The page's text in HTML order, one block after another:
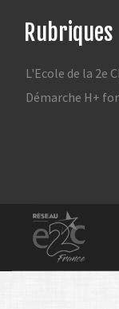
Rubriques
L'Ecole de la 2e
Démarche H+